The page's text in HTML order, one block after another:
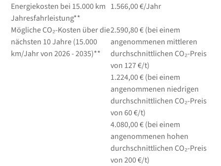
Energiekosten bei 15.000 km
Jahresfahrleistung**
1.566,00 €/Jahr
Mögliche CO₂-Kosten über die
nächsten 10 Jahre (15.000
km/Jahr von 2026 - 2035)**
2.590,80 € (bei einem
angenommenen mittleren
durchschnittlichen CO₂-Preis
von 127 €/t)
1.224,00 € (bei einem
angenommenen niedrigen
durchschnittlichen CO₂-Preis
von 60 €/t)
4.080,00 € (bei einem
angenommenen hohen
durchschnittlichen CO₂-Preis
von 200 €/t)